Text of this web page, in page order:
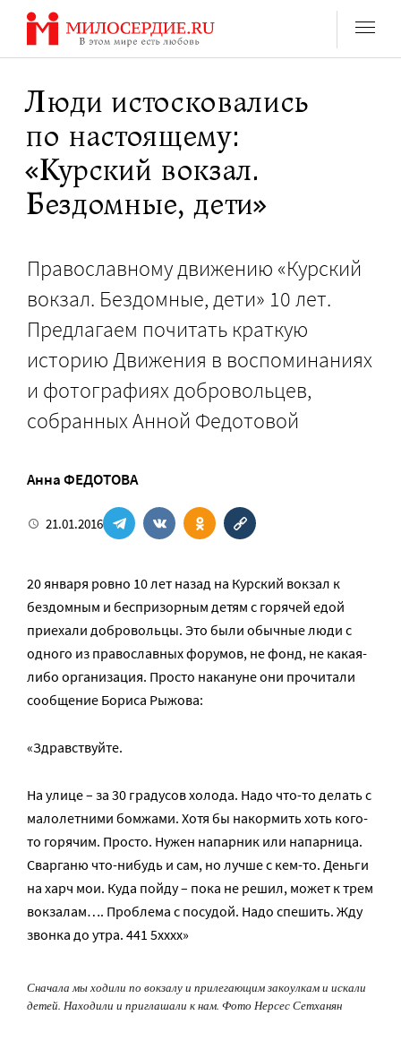
Перейти
содержанию
Люди истосковались
по настоящему:
«Курский вокзал.
Бездомные, дети»
Православному движению «Курский
вокзал. Бездомные, дети» 10 лет.
Предлагаем почитать краткую
историю Движения в воспоминаниях
и фотографиях добровольцев,
собранных Анной Федотовой
Анна ФЕДОТОВА
21.01.2016
20 января ровно 10 лет назад на Курский вокзал к
бездомным и беспризорным детям с горячей едой
приехали добровольцы. Это были обычные люди с
одного из православных форумов, не фонд, не какая-
либо организация. Просто накануне они прочитали
сообщение Бориса Рыжова:
«Здравствуйте.
На улице – за 30 градусов холода. Надо что-то делать с
малолетними бомжами. Хотя бы накормить хоть кого-
то горячим. Просто. Нужен напарник или напарница.
Сварганю что-нибудь и сам, но лучше с кем-то. Деньги
на харч мои. Куда пойду – пока не решил, может к трем
вокзалам…. Проблема с посудой. Надо спешить. Жду
звонка до утра. 441 5хххх»
Сначала мы ходили по вокзалу и прилегающим закоулкам и искали
детей. Находили и приглашали к нам. Фото Нерсес Сетханян